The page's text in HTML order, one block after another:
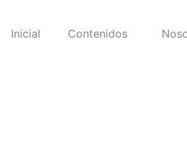
Inicial Contenidos